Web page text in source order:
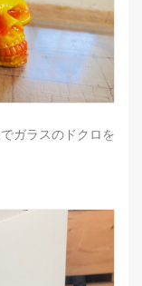
ガラスのドクロを